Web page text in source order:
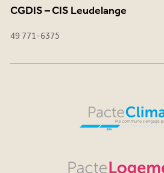
CGDIS – CIS Leudelange
49 771-6375